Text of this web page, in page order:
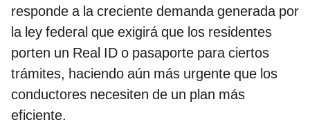
responde a la creciente demanda generada por
la ley federal que exigirá que los residentes
porten un Real ID o pasaporte para ciertos
trámites, haciendo aún más urgente que los
conductores necesiten de un plan más
eficiente.